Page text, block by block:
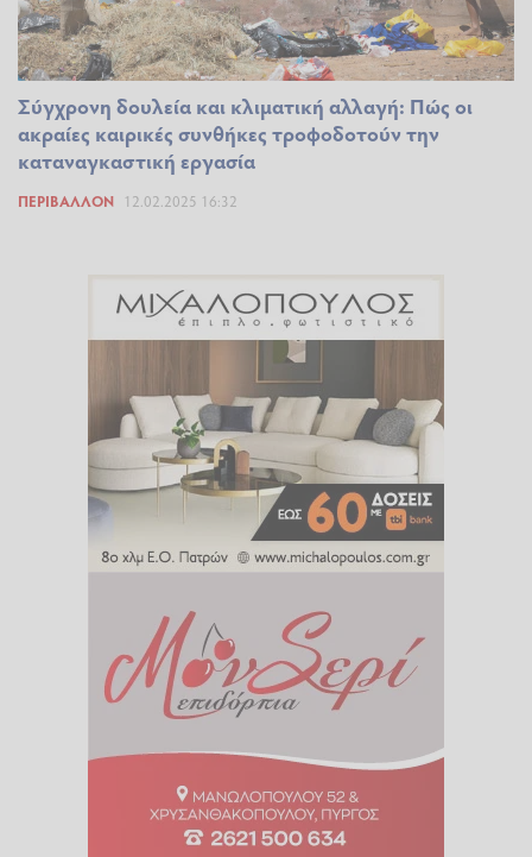
Σύγχρονη δουλεία και κλιματική αλλαγή: Πώς οι
ακραίες καιρικές συνθήκες τροφοδοτούν την
καταναγκαστική εργασία
ΠΕΡΙΒΆΛΛΟΝ 12.02.2025 16:32